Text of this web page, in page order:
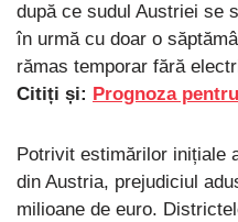
după ce sudul Austriei se
în urmă cu doar o
rămas temporar fără
Citiți și: Prognoza
Potrivit estimărilor inițiale
din Austria, prejudiciul
milioane de euro.